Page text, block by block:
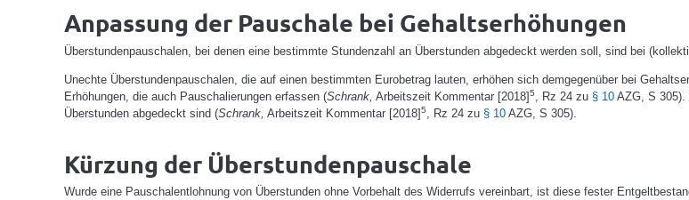
Anpassung der Pauschale bei Gehaltserhöhungen
Überstundenpauschalen, bei denen eine bestimmte Stundenzahl an Überstunden abgedeckt werden soll, sind bei
Unechte Überstundenpauschalen, die auf einen bestimmten Eurobetrag lauten, erhöhen sich demgegenüber bei
Erhöhungen, die auch Pauschalierungen erfassen (Schrank, Arbeitszeit Kommentar [2018]5 , Rz 24 zu § 10 AZG, S 305).
Überstunden abgedeckt sind (Schrank, Arbeitszeit Kommentar [2018]5 , Rz 24 zu § 10 AZG, S 305).
Kürzung der Überstundenpauschale
Wurde eine Pauschalentlohnung von Überstunden ohne Vorbehalt des Widerrufs vereinbart, ist diese fester